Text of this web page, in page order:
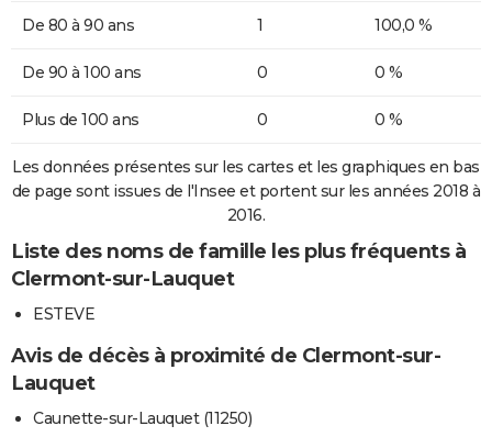
De 80 à 90 ans 1 100,0 %
De 90 à 100 ans 0 0 %
Plus de 100 ans 0 0 %
Les données présentes sur les cartes et les graphiques en bas
de page sont issues de l'Insee et portent sur les années 2018 à
2016.
Liste des noms de famille les plus fréquents à
Clermont-sur-Lauquet
ESTEVE
Avis de décès à proximité de Clermont-sur-
Lauquet
Caunette-sur-Lauquet (11250)